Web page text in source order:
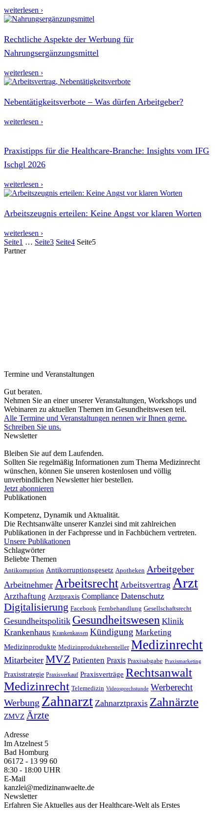
weiterlesen ›
Rechtliche Aspekte der Werbung für
Nahrungsergänzungsmittel
weiterlesen ›
Nebentätigkeitsverbote – Was dürfen Arbeitgeber?
weiterlesen ›
Praxistipps für die Healthcare-Branche: Insights vom IFG
Ischgl 2026
weiterlesen ›
Arbeitszeugnis erteilen: Keine Angst vor klaren Worten
weiterlesen ›
Seite1 … Seite3 Seite4 Seite5
Partner
Termine und Veranstaltungen
Gut beraten.
Nehmen Sie an einer unserer Veranstaltungen, Workshops und
Webinaren zu aktuellen Themen im Gesundheitswesen teil.
Alle Termine und Veranstaltungen nennen wir Ihnen gerne.
Schreiben Sie uns.
Newsletter
Bleiben Sie auf dem Laufenden.
Sollten Sie regelmäßig Informationen zum Thema Medizinrecht
wünschen, können Sie unseren kostenlosen und völlig
unverbindlichen Newsletter hier bestellen.
Jetzt abonnieren
Publikationen
Kompetenz, Dynamik und Aktualität.
Die Rechtsanwälte unserer Kanzlei sind mit zahlreichen
Publikationen in der Fachpresse und in Fachbüchern vertreten.
Unsere Publikationen
Schlagwörter
Beliebte Themen
Antikorruption Antikorruptionsgesetz Apotheken Arbeitgeber
Arbeitnehmer Arbeitsrecht Arbeitsvertrag Arzt
Arzthaftung Arztpraxis Compliance Datenschutz
Digitalisierung Facebook Fernbehandlung Gesellschaftsrecht
Gesundheitspolitik Gesundheitswesen Klinik
Krankenhaus Krankenkassen Kündigung Marketing
Medizinprodukte Medizinproduktehersteller Medizinrecht
Mitarbeiter MVZ Patienten Praxis Praxisabgabe Praxismarketing
Praxisstrategie Praxisverkauf Praxisverträge Rechtsanwalt
Medizinrecht Telemedizin Videosprechstunde Werberecht
Werbung Zahnarzt Zahnarztpraxis Zahnärzte
ZMVZ Ärzte
Adresse
Im Atzelnest 5
Bad Homburg
06172 - 13 99 60
8:30 - 18:00 UHR
E-Mail
kanzlei@medizinanwaelte.de
Newsletter
Erfahren Sie Aktuelles aus der Healthcare-Welt als Erstes